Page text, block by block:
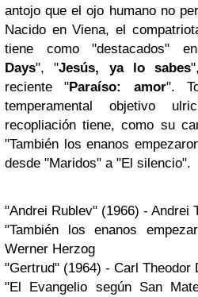
antojo que el ojo humano no
Nacido en Viena, el
tiene como "destacados"
Days", "Jesús, ya lo sabes
reciente "Paraíso: amor".
temperamental objetivo
recopliación tiene, como su
"También los enanos
desde "Maridos" a "El silencio".
"Andrei Rublev" (1966) - Andrei
"También los enanos
Werner Herzog
"Gertrud" (1964) - Carl Theodor
"El Evangelio según San